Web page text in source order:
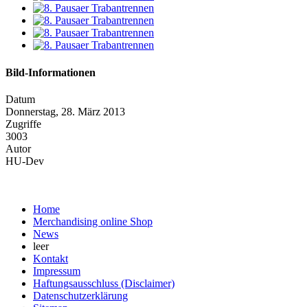
Bild-Informationen
Datum
Donnerstag, 28. März 2013
Zugriffe
3003
Autor
HU-Dev
Home
Merchandising online Shop
News
leer
Kontakt
Impressum
Haftungsausschluss (Disclaimer)
Datenschutzerklärung